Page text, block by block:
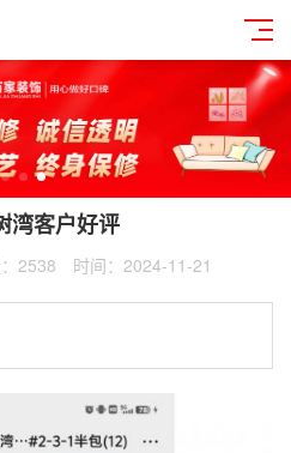
湾客户好评
2538 时间：2024-11-21